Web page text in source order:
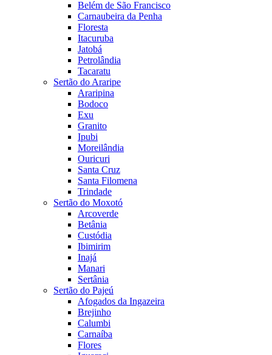
Belém de São Francisco
Carnaubeira da Penha
Floresta
Itacuruba
Jatobá
Petrolândia
Tacaratu
Sertão do Araripe
Araripina
Bodoco
Exu
Granito
Ipubi
Moreilândia
Ouricuri
Santa Cruz
Santa Filomena
Trindade
Sertão do Moxotó
Arcoverde
Betânia
Custódia
Ibimirim
Inajá
Manari
Sertânia
Sertão do Pajeú
Afogados da Ingazeira
Brejinho
Calumbi
Carnaíba
Flores